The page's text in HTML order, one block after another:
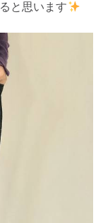
と思います